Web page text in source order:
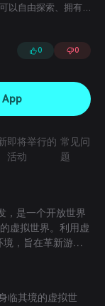
以自由探索、拥有
宙由Hypersonic
0 0
App
即将举行的
活动
常见问
题
，是一个开放世界
虚拟世界。利用虚
，旨在革新游戏
临其境的虚拟世